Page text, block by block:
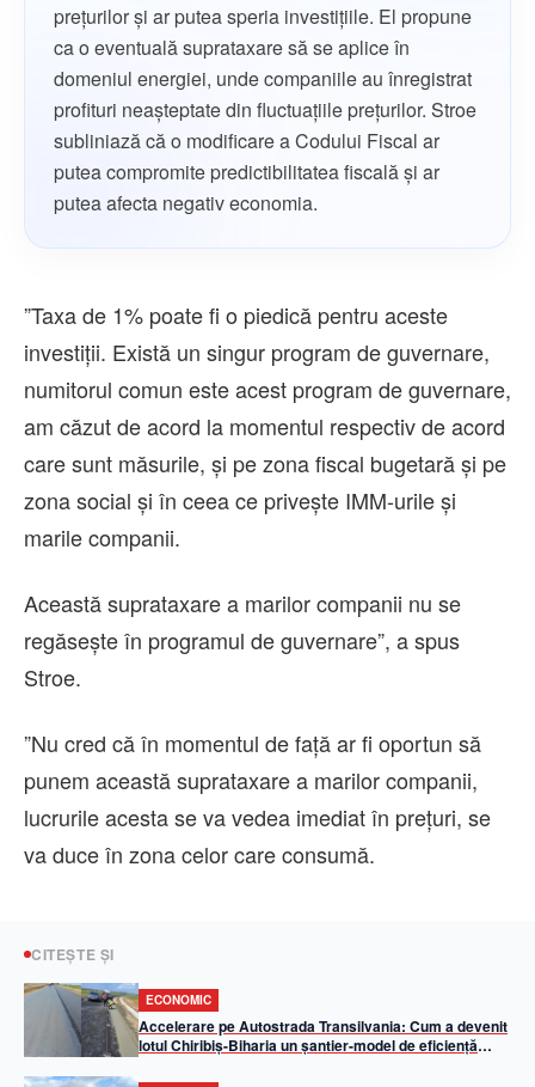
prețurilor și ar putea speria investițiile. El propune
ca o eventuală suprataxare să se aplice în
domeniul energiei, unde companiile au înregistrat
profituri neașteptate din fluctuațiile prețurilor. Stroe
subliniază că o modificare a Codului Fiscal ar
putea compromite predictibilitatea fiscală și ar
putea afecta negativ economia.
”Taxa de 1% poate fi o piedică pentru aceste
investiţii. Există un singur program de guvernare,
numitorul comun este acest program de guvernare,
am căzut de acord la momentul respectiv de acord
care sunt măsurile, şi pe zona fiscal bugetară şi pe
zona social şi în ceea ce priveşte IMM-urile şi
marile companii.
Această suprataxare a marilor companii nu se
regăseşte în programul de guvernare”, a spus
Stroe.
”Nu cred că în momentul de faţă ar fi oportun să
punem această suprataxare a marilor companii,
lucrurile acesta se va vedea imediat în preţuri, se
va duce în zona celor care consumă.
CITEȘTE ȘI
ECONOMIC
Accelerare pe Autostrada Transilvania: Cum a devenit
lotul Chiribiș-Biharia un șantier-model de eficiență